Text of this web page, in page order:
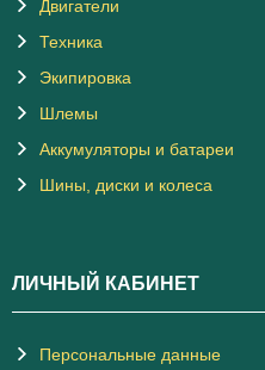
Двигатели
Техника
Экипировка
Шлемы
Аккумуляторы и батареи
Шины, диски и колеса
ЛИЧНЫЙ КАБИНЕТ
Персональные данные